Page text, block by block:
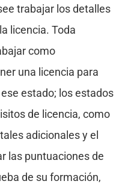
trabajar los detalles
licencia. Toda
como
una licencia para
estado; los estados
de licencia, como
adicionales y el
las puntuaciones de
de su formación,